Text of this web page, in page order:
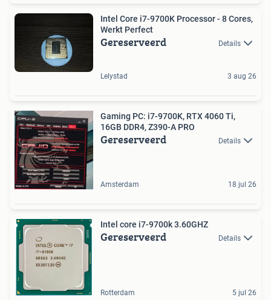
Intel Core i7-9700K Processor - 8 Cores,
Werkt Perfect
Gereserveerd Details
Lelystad 3 aug 26
Gaming PC: i7-9700K, RTX 4060 Ti,
16GB DDR4, Z390-A PRO
Gereserveerd Details
Amsterdam 18 jul 26
Intel core i7-9700k 3.60GHZ
Gereserveerd Details
Rotterdam 5 jul 26